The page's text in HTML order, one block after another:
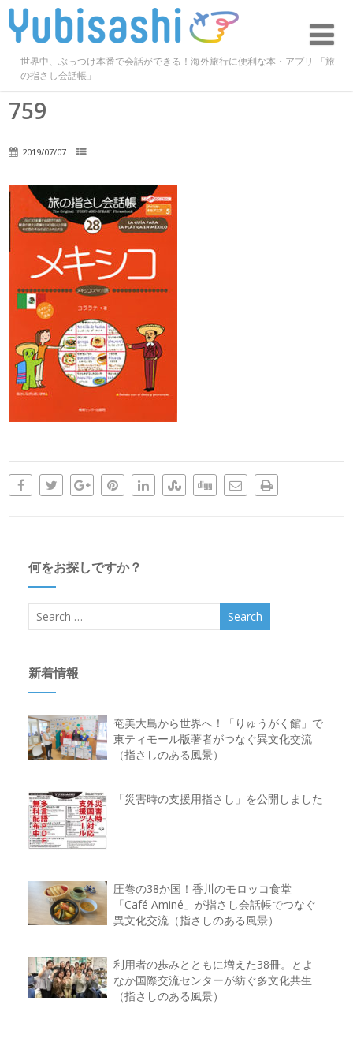
世界中、ぶっつけ本番で会話ができる！海外旅行に便利な本・アプリ 「旅
の指さし会話帳」
759
2019/07/07
何をお探しですか？
新着情報
奄美大島から世界へ！「りゅうがく館」で
東ティモール版著者がつなぐ異文化交流
（指さしのある風景）
「災害時の支援用指さし」を公開しました
圧巻の38か国！香川のモロッコ食堂
「Café Aminé」が指さし会話帳でつなぐ
異文化交流（指さしのある風景）
利用者の歩みとともに増えた38冊。とよ
なか国際交流センターが紡ぐ多文化共生
（指さしのある風景）